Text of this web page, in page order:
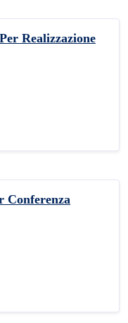
Realizzazione
Conferenza